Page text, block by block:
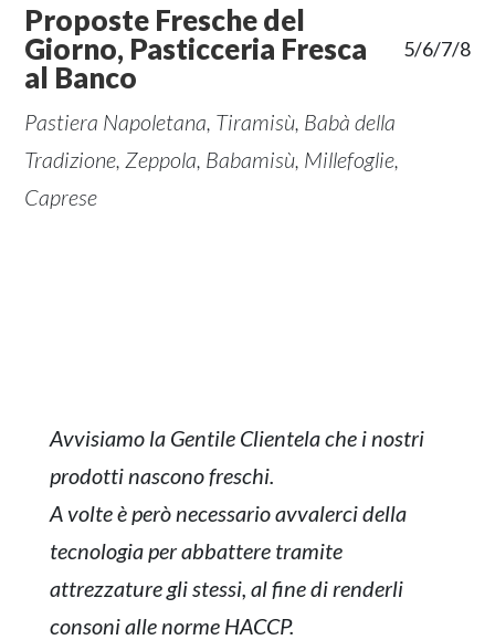
Proposte Fresche del
Giorno, Pasticceria Fresca
al Banco
5/6/7/8
Pastiera Napoletana, Tiramisù, Babà della
Tradizione, Zeppola, Babamisù, Millefoglie,
Caprese
Avvisiamo la Gentile Clientela che i nostri
prodotti nascono freschi.
A volte è però necessario avvalerci della
tecnologia per abbattere tramite
attrezzature gli stessi, al fine di renderli
consoni alle norme HACCP.